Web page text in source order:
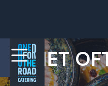
HET